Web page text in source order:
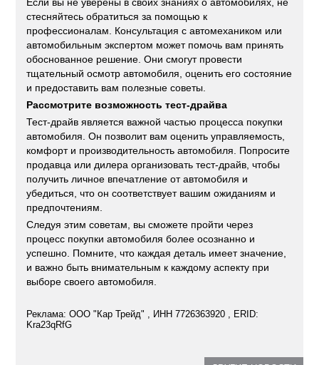
стесняйтесь обратиться за помощью к
профессионалам. Консультация с автомехаником или
автомобильным экспертом может помочь вам принять
обоснованное решение. Они смогут провести
тщательный осмотр автомобиля, оценить его состояние
и предоставить вам полезные советы.
Рассмотрите возможность тест-драйва
Тест-драйв является важной частью процесса покупки
автомобиля. Он позволит вам оценить управляемость,
комфорт и производительность автомобиля. Попросите
продавца или дилера организовать тест-драйв, чтобы
получить личное впечатление от автомобиля и
убедиться, что он соответствует вашим ожиданиям и
предпочтениям.
Следуя этим советам, вы сможете пройти через
процесс покупки автомобиля более осознанно и
успешно. Помните, что каждая деталь имеет значение,
и важно быть внимательным к каждому аспекту при
выборе своего автомобиля.
Реклама: ООО "Кар Трейд" , ИНН 7726363920 , ERID:
Kra23qRfG